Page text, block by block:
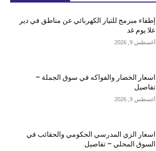
إطفاء مبرمج للتيار الكهربائي عن مناطق في دير
علا يوم غد
أغسطس 9, 2026
اسعار الخضار والفواكه في سوق الجملة –
تفاصيل
أغسطس 9, 2026
اسعار الزي المدرسي الحكومي والحقائب في
السوق المحلي – تفاصيل